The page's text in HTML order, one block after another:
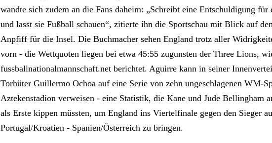
wandte sich zudem an die Fans daheim: „Schreibt eine Entschuldigung für
und lasst sie Fußball schauen“, zitierte ihn die Sportschau mit Blick auf
Anpfiff für die Insel. Die Buchmacher sehen England trotz aller
vorn - die Wettquoten liegen bei etwa 45:55 zugunsten der Three Lions,
fussballnationalmannschaft.net berichtet. Aguirre kann in seiner
Torhüter Guillermo Ochoa auf eine Serie von zehn ungeschlagenen WM-
Aztekenstadion verweisen - eine Statistik, die Kane und Jude Bellingham
als Erste kippen müssten, um England ins Viertelfinale gegen den Sieger
Portugal/Kroatien - Spanien/Österreich zu bringen.